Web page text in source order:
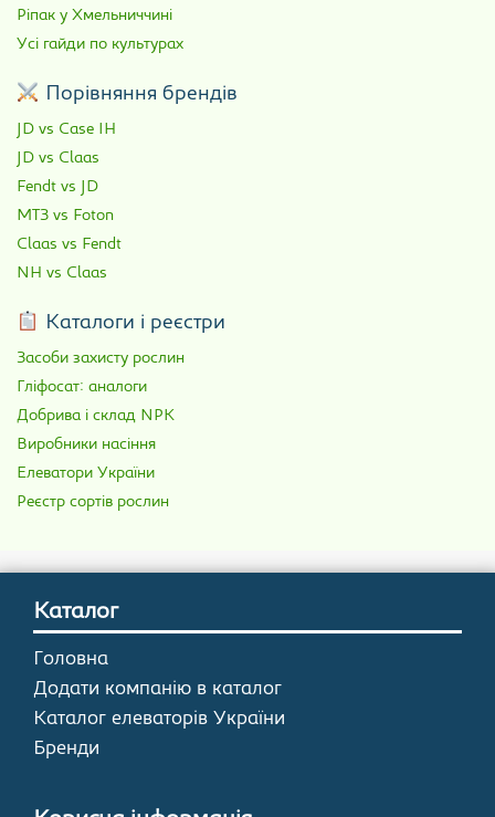
Ріпак у Хмельниччині
Усі гайди по культурах
Порівняння брендів
JD vs Case IH
JD vs Claas
Fendt vs JD
МТЗ vs Foton
Claas vs Fendt
NH vs Claas
Каталоги і реєстри
Засоби захисту рослин
Гліфосат: аналоги
Добрива і склад NPK
Виробники насіння
Елеватори України
Реєстр сортів рослин
Каталог
Головна
Додати компанію в каталог
Каталог елеваторів України
Бренди